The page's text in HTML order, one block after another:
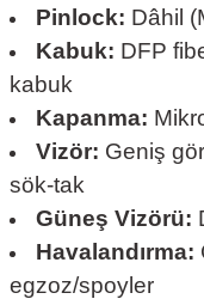
Pinlock: Dâhil
Kabuk: DFP
kabuk
Kapanma:
Vizör: Geniş
sök-tak
Güneş Vizörü:
Havalandırma:
egzoz/spoyler